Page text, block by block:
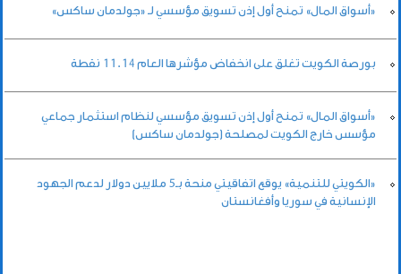
«أسواق المال» تمنح أول إذن تسويق مؤسسي لـ «جولدمان ساكس»
بورصة الكويت تغلق على انخفاض مؤشرها العام 11.14 نقطة
«أسواق المال» تمنح أول إذن تسويق مؤسسي لنظام استثمار جماعي
مؤسس خارج الكويت لمصلحة (جولدمان ساكس)
«الكويتي للتنمية» يوقع اتفاقيتي منحة بـ5 ملايين دولار لدعم الجهود
الإنسانية في سوريا وأفغانستان